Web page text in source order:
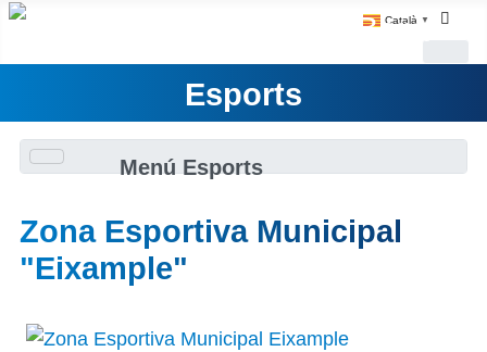
Català ▼
Esports
Menú Esports
Zona Esportiva Municipal
"Eixample"